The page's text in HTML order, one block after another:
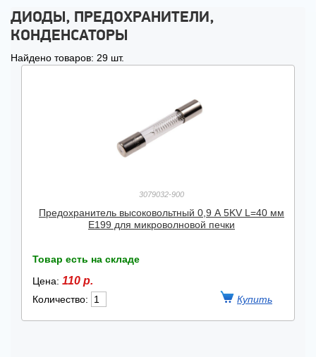
ДИОДЫ, ПРЕДОХРАНИТЕЛИ,
КОНДЕНСАТОРЫ
Найдено товаров: 29 шт.
3079032-900
Предохранитель высоковольтный 0,9 А 5KV L=40 мм
E199 для микроволновой печки
Товар есть на складе
Цена: 110 р.
Количество: